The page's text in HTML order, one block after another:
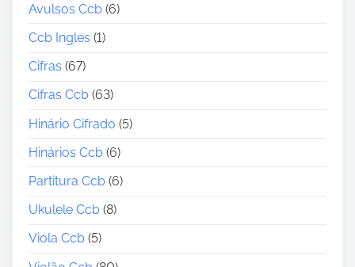
Avulsos Ccb (6)
Ccb Ingles (1)
Cifras (67)
Cifras Ccb (63)
Hinário Cifrado (5)
Hinários Ccb (6)
Partitura Ccb (6)
Ukulele Ccb (8)
Viola Ccb (5)